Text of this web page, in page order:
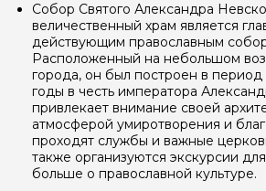
Собор Святого Александра
величественный храм является
действующим православным
Расположенный на небольшом
города, он был построен в период
годы в честь императора
привлекает внимание своей
атмосферой умиротворения и
проходят службы и важные
также организуются экскурсии
больше о православной культуре.
Ваша электронная почта
Ваш номер телефона
Вопросы и комментарии